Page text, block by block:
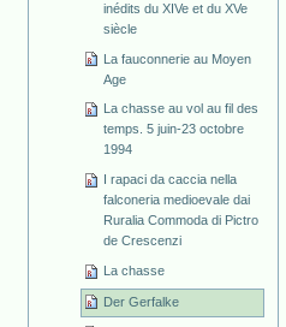
inédits du XIVe et du XVe
siècle
La fauconnerie au Moyen
Age
La chasse au vol au fil des
temps. 5 juin-23 octobre
1994
I rapaci da caccia nella
falconeria medioevale dai
Ruralia Commoda di Pictro
de Crescenzi
La chasse
Der Gerfalke